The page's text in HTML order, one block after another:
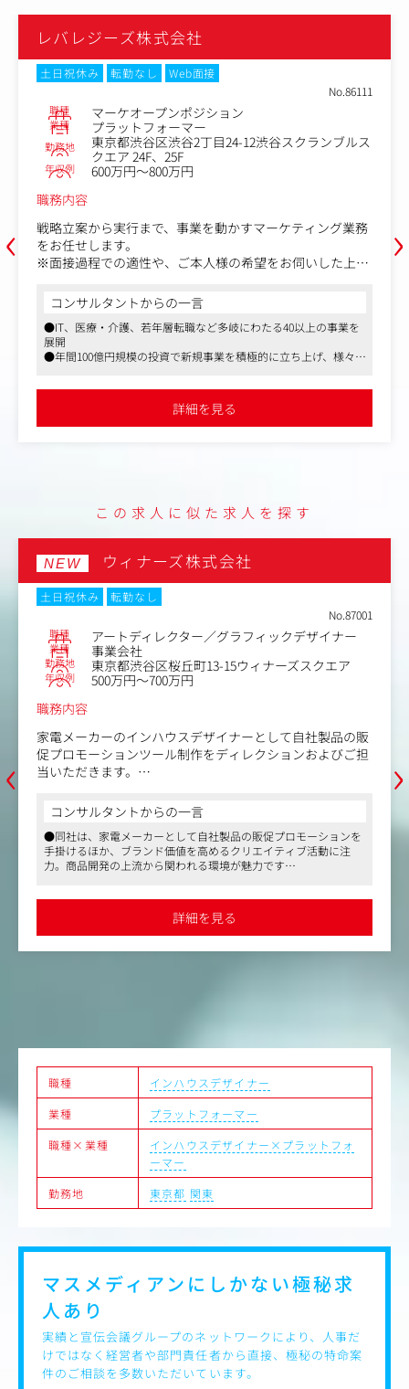
‹
レバレジーズ株式会社
土日祝休み 転勤なし
Web面接
No.86111
職種 マーケオープンポジション
業種 プラットフォーマー
勤務地
東京都渋谷区渋谷2丁目24-12渋谷スクランブルス
クエア 24F、25F
年収例
600万円～800万円
職務内容
戦略立案から実行まで、事業を動かすマーケティング業務
をお任せします。
※面接過程での適性や、ご本人様の希望をお伺いした上で
ディレクター職、AIコンサル、データ系職種など）
・リスティング広告やディスプレイ広告などの運用型広告
での獲得数増加
・配信する広告クリエイティブの企画・制作ディレクショ
・予算策定および実績管理
・ユーザー接点創出のためのツール導入・設計・運用
・営業部門と連携してのユーザー体験向上
・価値あるデータ蓄積・活用のためのデータ基盤設計
・サービスのコミュニケーション最適化による派遣スタッ
フの体験向上
コンサルタントからの一言
●IT、医療・介護、若年層転職など多岐にわたる40以上の事業を
展開
●年間100億円規模の投資で新規事業を積極的に立ち上げ、様々な
詳細を見る
›
この求人に似た求人を探す
‹
NEW ウィナーズ株式会社
土日祝休み
転勤なし
No.87001
職種 アートディレクター／グラフィックデザイナー
業種 事業会社
勤務地 東京都渋谷区桜丘町13-15ウィナーズスクエア
年収例
500万円～700万円
職務内容
家電メーカーのインハウスデザイナーとして自社製品の販
促プロモーションツール制作をディレクションおよびご担
当いただきます。
告・カタログ・パッケージ・リーフレット・Web（HP、S
NS他）など、多岐にわたります。
全国の家電量販店、インテリアや雑貨の専門店などで販売
されていますので、店頭ツールや什器の制作も発生しま
す。
り、自前のハウススタジオや、オフィスのショールームに
はキッチンもありますので、スタイリストやカメラマンと
①組織強化のためアートディレクター兼デザイナーを募集
しています。（1名）
社内のクリエイティブ体制を見ていただき、ディレクショ
ン業務とデザインワークをお願いいたします。
②プロジェクトを一貫して見ていたけるデザイナーを募集
しております。（2名）
什器やパッケージ、リーフレット、レシピブックなど、多
岐にわたるデザインを担当していただきます。
＜同社の特徴・魅力＞
エイティブで他社との差別化を図っております。最近で
は、テレビCMを打つなど、家電メーカーとしてのブラン
ドステージを上げる活動にも取り組んでおり、少数精鋭の
組織で商品開発の上流から関われる環境です。テレビや雑
しいデザインの製品が特徴です。
コンサルタントからの一言
●同社は、家電メーカーとして自社製品の販促プロモーションを
手掛けるほか、ブランド価値を高めるクリエイティブ活動に注
力。商品開発の上流から関われる環境が魅力です
ブック制作など、幅広いクリエイティブ業務に携われます
●渋谷駅徒歩4分の好立地で、年間休日125日や副業可など、柔軟
な働き方が可能です
詳細を見る
›
職種
インハウスデザイナー
業種
プラットフォーマー
職種×業種
インハウスデザイナー×プラットフォ
ーマー
勤務地
東京都 関東
マスメディアンにしかない極秘求
人あり
実績と宣伝会議グループのネットワークにより、人事だ
けではなく経営者や部門責任者から直接、極秘の特命案
件のご相談を多数いただいています。